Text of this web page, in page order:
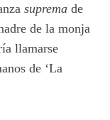
suprema de
de la monja
llamarse
de ‘La